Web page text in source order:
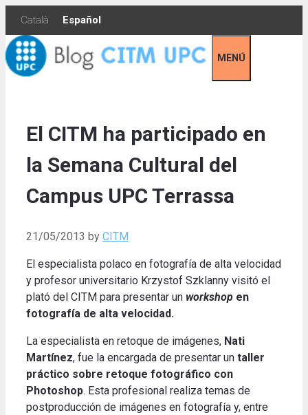
Skip
content
Català Español
MENÚ
El CITM ha participado en
la Semana Cultural del
Campus UPC Terrassa
21/05/2013 by CITM
El especialista polaco en fotografía de alta velocidad
y profesor universitario Krzystof Szklanny visitó el
plató del CITM para presentar un workshop en
fotografía de alta velocidad.
La especialista en retoque de imágenes, Nati
Martínez, fue la encargada de presentar un taller
práctico sobre retoque fotográfico con
Photoshop. Esta profesional realiza temas de
postproducción de imágenes en fotografía y, entre